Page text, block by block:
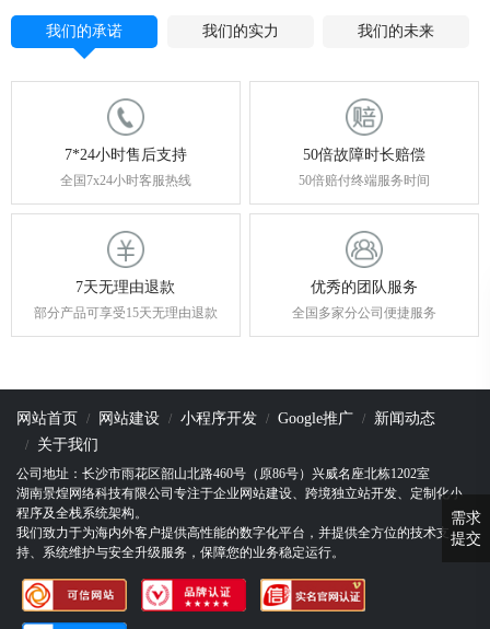
我们的承诺 我们的实力 我们的未来
7*24小时售后支持
全国7x24小时客服热线
50倍故障时长赔偿
50倍赔付终端服务时间
7天无理由退款
部分产品可享受15天无理由退款
优秀的团队服务
全国多家分公司便捷服务
网站首页 网站建设 小程序开发 Google推广
新闻动态
关于我们
公司地址：长沙市雨花区韶山北路460号（原86号）兴威名座北栋1202室
湖南景煌网络科技有限公司专注于企业网站建设、跨境独立站开发、定制化小
程序及全栈系统架构。
我们致力于为海内外客户提供高性能的数字化平台，并提供全方位的技术支
持、系统维护与安全升级服务，保障您的业务稳定运行。
需求
提交